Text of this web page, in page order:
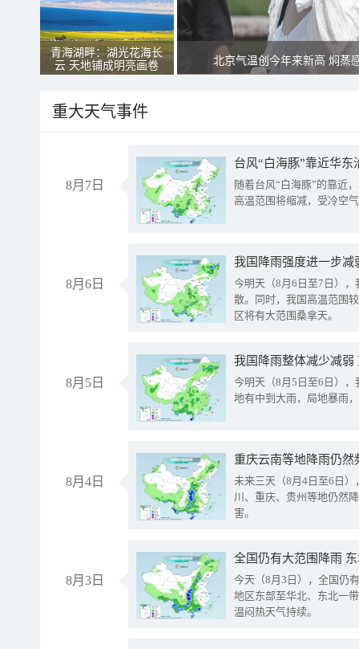
青海湖畔：湖光花海长
云 天地铺成明亮画卷
北京气温创今年来新高 焖蒸
重大天气事件
8月7日
台风“白海豚”靠近华
随着台风“白海豚”的靠近
高温范围将缩减，受冷空
8月6日
今明天（8月6日至7日）
散。同时，我国高温范围
区将有大范围桑拿天。
8月5日
我国降雨整体减少减弱
今明天（8月5日至6日）
地有中到大雨，局地暴雨
8月4日
重庆云南等地降雨仍然
未来三天（8月4日至6日
川、重庆、贵州等地仍然
害。
8月3日
全国仍有大范围降雨
今天（8月3日），全国仍
地区东部至华北、东北一
温闷热天气持续。